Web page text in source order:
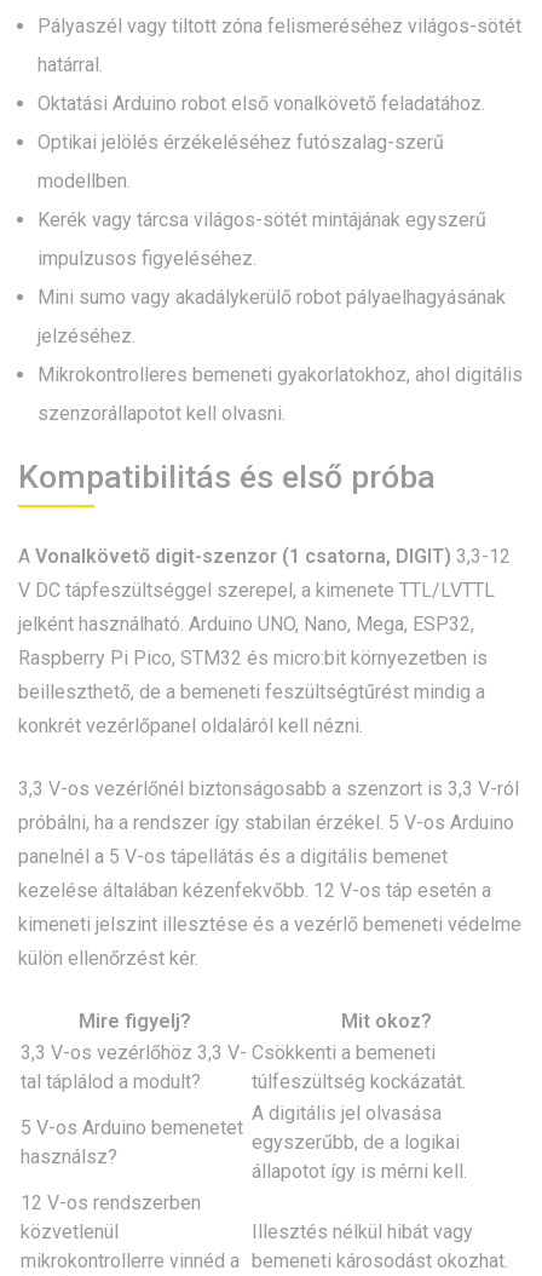
Pályaszél vagy tiltott zóna felismeréséhez világos-sötét
határral.
Oktatási Arduino robot első vonalkövető feladatához.
Optikai jelölés érzékeléséhez futószalag-szerű
modellben.
Kerék vagy tárcsa világos-sötét mintájának egyszerű
impulzusos figyeléséhez.
Mini sumo vagy akadálykerülő robot pályaelhagyásának
jelzéséhez.
Mikrokontrolleres bemeneti gyakorlatokhoz, ahol digitális
szenzorállapotot kell olvasni.
Kompatibilitás és első próba
A Vonalkövető digit-szenzor (1 csatorna, DIGIT) 3,3-12
V DC tápfeszültséggel szerepel, a kimenete TTL/LVTTL
jelként használható. Arduino UNO, Nano, Mega, ESP32,
Raspberry Pi Pico, STM32 és micro:bit környezetben is
beilleszthető, de a bemeneti feszültségtűrést mindig a
konkrét vezérlőpanel oldaláról kell nézni.
3,3 V-os vezérlőnél biztonságosabb a szenzort is 3,3 V-ról
próbálni, ha a rendszer így stabilan érzékel. 5 V-os Arduino
panelnél a 5 V-os tápellátás és a digitális bemenet
kezelése általában kézenfekvőbb. 12 V-os táp esetén a
kimeneti jelszint illesztése és a vezérlő bemeneti védelme
külön ellenőrzést kér.
Mire figyelj?
Mit okoz?
3,3 V-os vezérlőhöz 3,3 V-
tal táplálod a modult?
Csökkenti a bemeneti
túlfeszültség kockázatát.
5 V-os Arduino bemenetet
használsz?
A digitális jel olvasása
egyszerűbb, de a logikai
állapotot így is mérni kell.
12 V-os rendszerben
közvetlenül
mikrokontrollerre vinnéd a
Illesztés nélkül hibát vagy
bemeneti károsodást okozhat.